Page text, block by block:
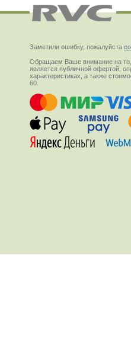
Заметили ошибку, пожалуйста
Обращаем Ваше внимание на
является публичной офертой,
характеристиках, а также
60.